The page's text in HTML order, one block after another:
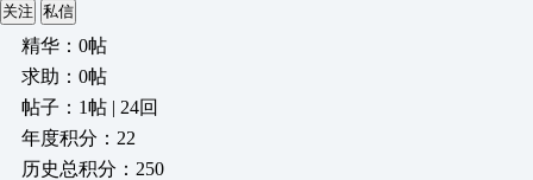
关注 私信
精华：0帖
求助：0帖
帖子：1帖 | 24回
年度积分：22
历史总积分：250